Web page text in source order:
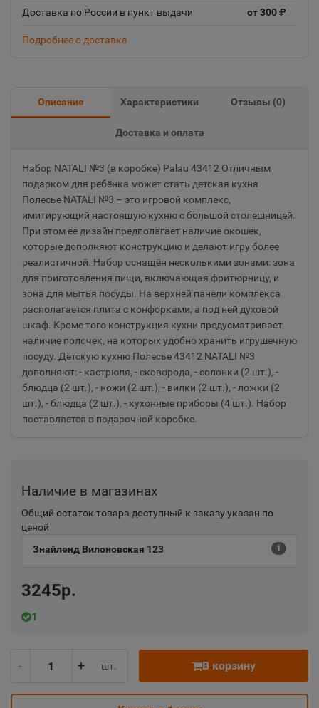
Доставка по России в пункт выдачи от 300 ₽
Подробнее о доставке
Описание Характеристики Отзывы (0)
Доставка и оплата
Набор NATALI №3 (в коробке) Palau 43412 Отличным
подарком для ребёнка может стать детская кухня
Полесье NATALI №3 – это игровой комплекс,
имитирующий настоящую кухню с большой столешницей.
При этом ее дизайн предполагает наличие окошек,
которые дополняют конструкцию и делают игру более
реалистичной. Набор оснащён несколькими зонами: зона
для приготовления пищи, включающая фритюрницу, и
зона для мытья посуды. На верхней панели комплекса
располагается плита с конфорками, а под ней духовой
шкаф. Кроме того конструкция кухни предусматривает
наличие полочек, на которых удобно хранить игрушечную
посуду. Детскую кухню Полесье 43412 NATALI №3
дополняют: - кастрюля, - сковорода, - солонки (2 шт.), -
блюдца (2 шт.), - ножи (2 шт.), - вилки (2 шт.), - ложки (2
шт.), - блюдца (2 шт.), - кухонные приборы (4 шт.). Набор
поставляется в подарочной коробке.
Наличие в магазинах
Общий остаток товара доступный к заказу указан по
ценой
Знайленд Вилоновская 123
1
3245р.
1
- + шт. В корзину